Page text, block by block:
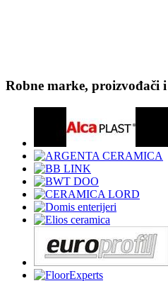
Robne marke, proizvođači